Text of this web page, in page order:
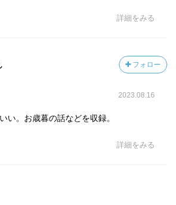
詳細をみる
フォロー
2023.08.16
い。お歳暮の話などを収録。
詳細をみる